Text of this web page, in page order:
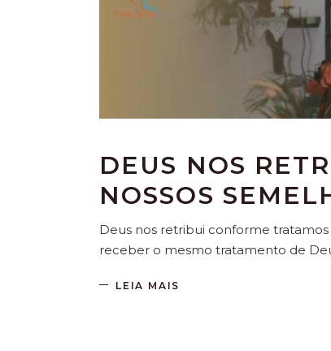
DEUS NOS
NOSSOS
Deus nos retribui conforme
receber o mesmo tratamento de
LEIA MAIS